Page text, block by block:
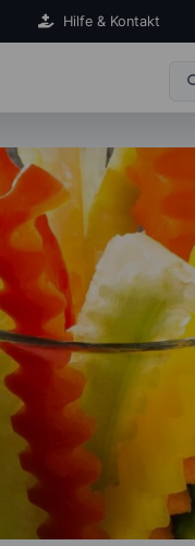
Hilfe & Kontakt